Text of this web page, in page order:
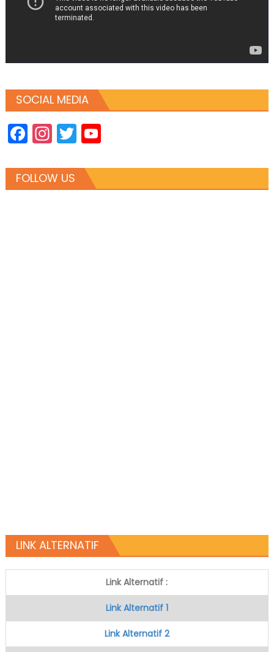
SOCIAL MEDIA
Facebook
Instagram
TwitterYouTube
FOLLOW US
LINK ALTERNATIF
Link Alternatif :
Link Alternatif 1
Link Alternatif 2